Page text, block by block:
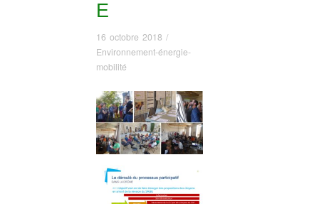
E
16 octobre 2018 /
Environnement-énergie-
mobilité